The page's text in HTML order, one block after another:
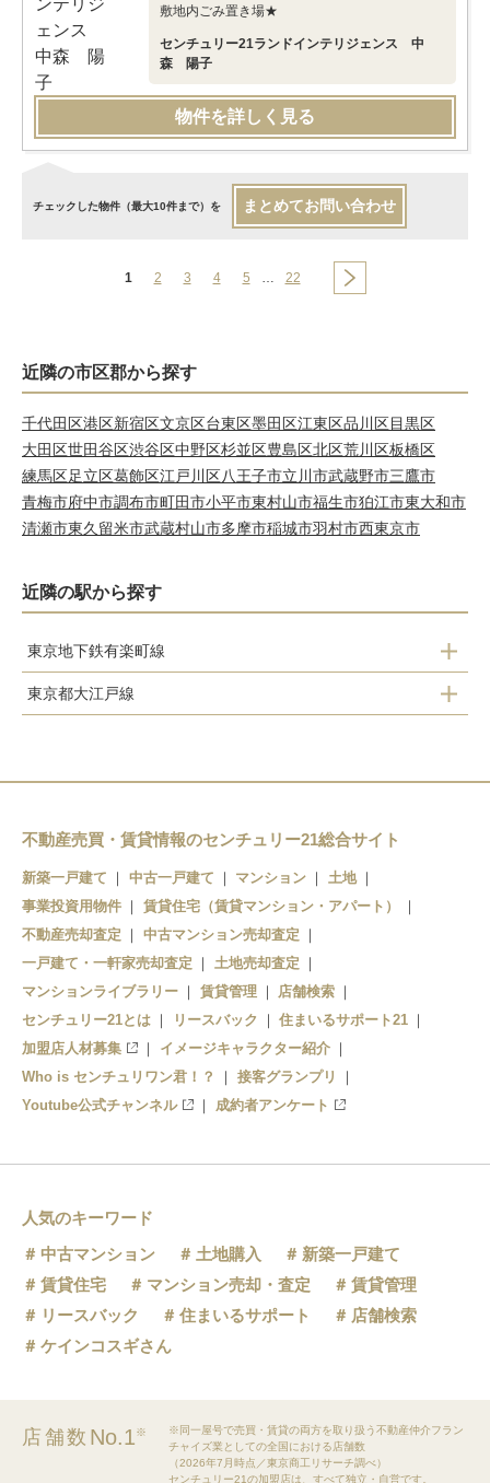
敷地内ごみ置き場★
センチュリー21ランドインテリジェンス 中
森 陽子
物件を詳しく見る
チェックした物件（最大10件まで）を まとめてお問い合わせ
1 2 3 4 5 … 22
近隣の市区郡から探す
千代田区港区新宿区文京区台東区墨田区江東区品川区目黒区
大田区世田谷区渋谷区中野区杉並区豊島区北区荒川区板橋区
練馬区足立区葛飾区江戸川区八王子市立川市武蔵野市三鷹市
青梅市府中市調布市町田市小平市東村山市福生市狛江市東大和市
清瀬市東久留米市武蔵村山市多摩市稲城市羽村市西東京市
近隣の駅から探す
東京地下鉄有楽町線
有楽町
辰巳
新木場
東京都大江戸線
清澄白河
門前仲町
月島
勝どき
築地市場
汐留
不動産売買・賃貸情報のセンチュリー21総合サイト
新築一戸建て 中古一戸建て マンション
土地
事業投資用物件
賃貸住宅（賃貸マンション・アパート）
不動産売却査定
中古マンション売却査定
一戸建て・一軒家売却査定
土地売却査定
マンションライブラリー
賃貸管理
店舗検索
センチュリー21とは
リースバック
住まいるサポート21
加盟店人材募集
イメージキャラクター紹介
Who is センチュリワン君！？
接客グランプリ
Youtube公式チャンネル
成約者アンケート
人気のキーワード
中古マンション
土地購入
新築一戸建て
賃貸住宅
マンション売却・査定
賃貸管理
リースバック
住まいるサポート
店舗検索
ケインコスギさん
店舗数 No.1※
※同一屋号で売買・賃貸の両方を取り扱う不動産仲介フラン
チャイズ業としての全国における店舗数
（2026年7月時点／東京商工リサーチ調べ）
センチュリー21の加盟店は、すべて独立・自営です。